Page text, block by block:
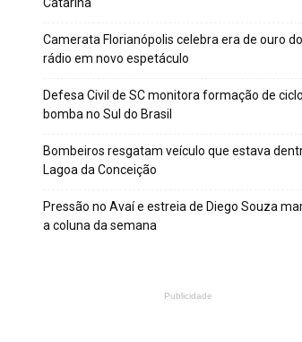
Catarina
Camerata Florianópolis celebra era de ouro do
rádio em novo espetáculo
Defesa Civil de SC monitora formação de
bomba no Sul do Brasil
Bombeiros resgatam veículo que estava
Lagoa da Conceição
Pressão no Avaí e estreia de Diego Souza
a coluna da semana
Publicidade